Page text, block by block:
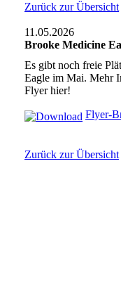
Zurück zur Übersicht
11.05.2026
Brooke Medicine
Es gibt noch freie
Eagle im Mai. Mehr
Flyer hier!
Flyer-
Zurück zur Übersicht